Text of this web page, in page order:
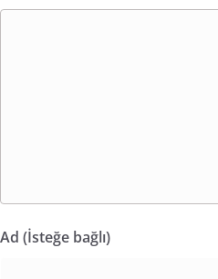
Ad (İsteğe bağlı)